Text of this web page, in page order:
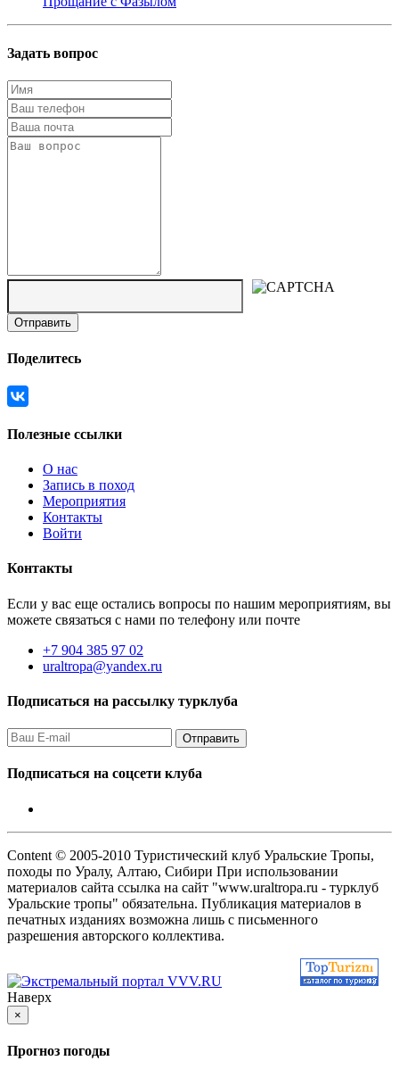
Задать вопрос
Поделитесь
Полезные ссылки
О нас
Запись в поход
Мероприятия
Контакты
Войти
Контакты
Если у вас еще остались вопросы по нашим мероприятиям, вы
можете связаться с нами по телефону или почте
+7 904 385 97 02
uraltropa@yandex.ru
Подписаться на рассылку турклуба
Подписаться на соцсети клуба
Content © 2005-2010 Туристический клуб Уральские Тропы,
походы по Уралу, Алтаю, Сибири При использовании
материалов сайта ссылка на сайт "www.uraltropa.ru - турклуб
Уральские тропы" обязательна. Публикация материалов в
печатных изданиях возможна лишь с письменного
разрешения авторского коллектива.
Наверх
×
Прогноз погоды